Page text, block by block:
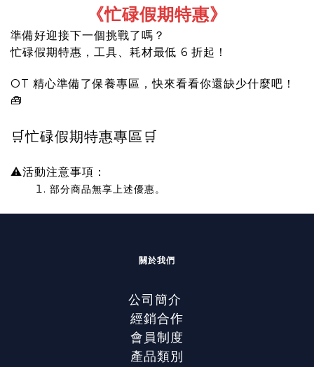
《忙碌假期特惠》
準備好迎接下一個挑戰了嗎？
忙碌假期特惠，工具、耗材最低 6 折起！
OT 精心準備了保養專區，快來看看你還缺少什麼吧！
🧰
🛒忙碌假期特惠專區 🛒
⚠活動注意事項：
部分商品無享上述優惠。
關於我們
公司簡介
經銷合作
會員制度
產品類別